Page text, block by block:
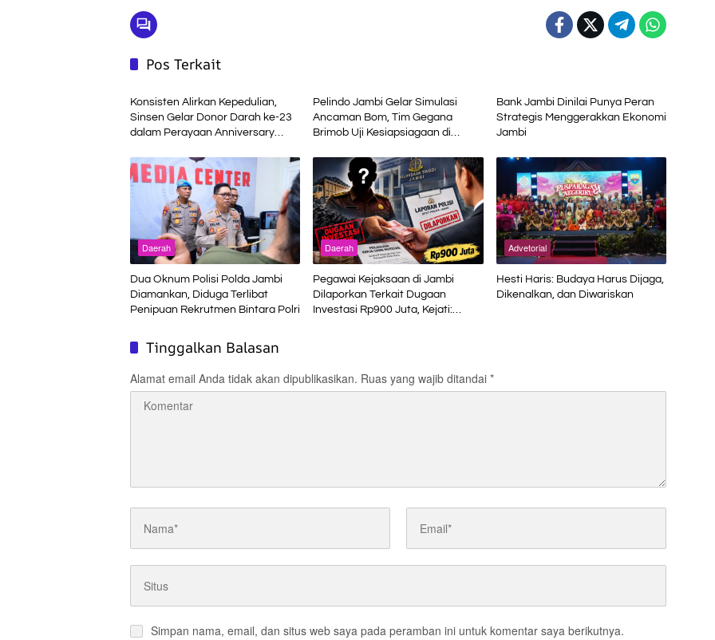
Pos Terkait
Daerah
Konsisten Alirkan Kepedulian,
Sinsen Gelar Donor Darah ke-23
dalam Perayaan Anniversary
Pelindo Jambi Gelar Simulasi
Ancaman Bom, Tim Gegana
Brimob Uji Kesiapsiagaan di
Bank Jambi Dinilai Punya Peran
Strategis Menggerakkan Ekonomi
Jambi
Daerah
Dua Oknum Polisi Polda Jambi
Diamankan, Diduga Terlibat
Penipuan Rekrutmen Bintara Polri
Daerah
Pegawai Kejaksaan di Jambi
Dilaporkan Terkait Dugaan
Investasi Rp900 Juta, Kejati:
Advetorial
Hesti Haris: Budaya Harus Dijaga,
Dikenalkan, dan Diwariskan
Tinggalkan Balasan
Alamat email Anda tidak akan dipublikasikan. Ruas yang wajib ditandai *
Simpan nama, email, dan situs web saya pada peramban ini untuk komentar saya berikutnya.